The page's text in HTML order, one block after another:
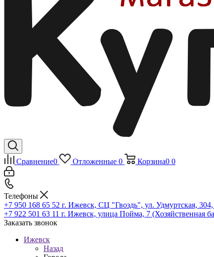
Сравнение0 Отложенные 0 Корзина0 0
Телефоны
+7 950 168 65 52 г. Ижевск, СЦ "Гвоздь", ул. Удмуртская, 304,
+7 922 501 63 11 г. Ижевск, улица Пойма, 7 (Хозяйственная
Заказать звонок
Ижевск
Назад